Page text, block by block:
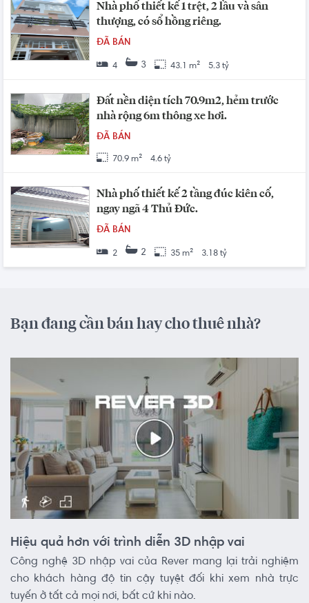
Nhà phố thiết kế 1 trệt, 2 lầu và sân
thượng, có sổ hồng riêng.
ĐÃ BÁN
4 3 43.1 m² 5.3 tỷ
Đất nền diện tích 70.9m2, hẻm trước
nhà rộng 6m thông xe hơi.
ĐÃ BÁN
70.9 m² 4.6 tỷ
Nhà phố thiết kế 2 tầng đúc kiên cố,
ngay ngã 4 Thủ Đức.
ĐÃ BÁN
2 2 35 m² 3.18 tỷ
Bạn đang cần bán hay cho thuê nhà?
Hiệu quả hơn với trình diễn 3D nhập vai
Công nghệ 3D nhập vai của Rever mang lại trải nghiệm
cho khách hàng độ tin cậy tuyệt đối khi xem nhà trực
tuyến ở tất cả mọi nơi, bất cứ khi nào.